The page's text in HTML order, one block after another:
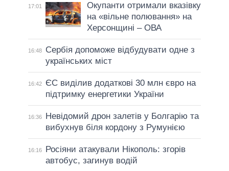
17:01
Окупанти отримали вказівку
на «вільне полювання» на
Херсонщині – ОВА
16:48
Сербія допоможе відбудувати одне з
українських міст
16:42
ЄС виділив додаткові 30 млн євро на
підтримку енергетики України
16:36
Невідомий дрон залетів у Болгарію та
вибухнув біля кордону з Румунією
16:16
Росіяни атакували Нікополь: згорів
автобус, загинув водій